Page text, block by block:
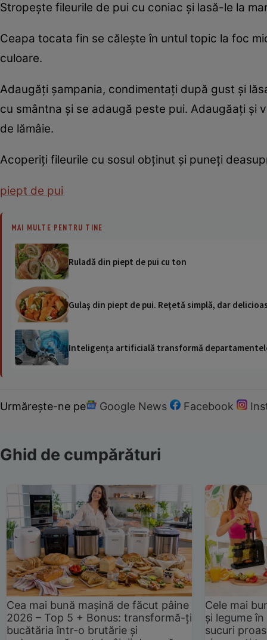
Stropeşte fileurile de pui cu coniac şi lasă-le la
Ceapa tocata fin se căleşte în untul topic la foc
culoare.
Adaugăţi şampania, condimentaţi după gust şi
cu smântna şi se adaugă peste pui. Adaugăaţi şi
de lămâie.
Acoperiţi fileurile cu sosul obţinut şi puneţi
piept de pui
MAI MULTE PENTRU TINE
Ruladă din piept de pui cu ton
Gulaş din piept de pui. Reţetă simplă, dar
Inteligența artificială transformă
Urmărește-ne pe Google News Facebook
Ghid de cumpărături
Cea mai bună mașină de făcut pâine
2026 – Top 5 + Bonus: transformă-ți
bucătăria într-o brutărie și
Cele mai
și legume
sucuri